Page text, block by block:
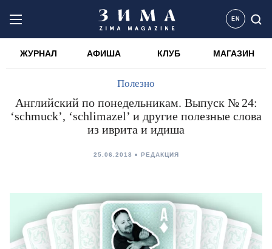
EN
ЖУРНАЛ АФИША КЛУБ МАГАЗИН
Полезно
Английский по понедельникам. Выпуск № 24:
‘schmuck’, ‘schlimazel’ и другие полезные слова
из иврита и идиша
25.06.2018 РЕДАКЦИЯ